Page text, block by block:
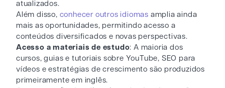
atualizados.
Além disso, conhecer outros idiomas amplia ainda
mais as oportunidades, permitindo acesso a
conteúdos diversificados e novas perspectivas.
Acesso a materiais de estudo: A maioria dos
cursos, guias e tutoriais sobre YouTube, SEO para
vídeos e estratégias de crescimento são produzidos
primeiramente em inglês.